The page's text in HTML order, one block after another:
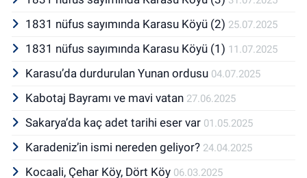
1831 nüfus sayımında Karasu Köyü (2) 25.07.2025
1831 nüfus sayımında Karasu Köyü (1) 11.07.2025
Karasu’da durdurulan Yunan ordusu 04.07.2025
Kabotaj Bayramı ve mavi vatan 27.06.2025
Sakarya’da kaç adet tarihi eser var 01.05.2025
Karadeniz’in ismi nereden geliyor? 24.04.2025
Kocaali, Çehar Köy, Dört Köy 06.03.2025